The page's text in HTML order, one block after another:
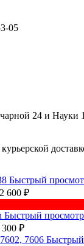
05
24 и Науки
Быстрый
2 600 ₽
Быстрый просмотр
300 ₽